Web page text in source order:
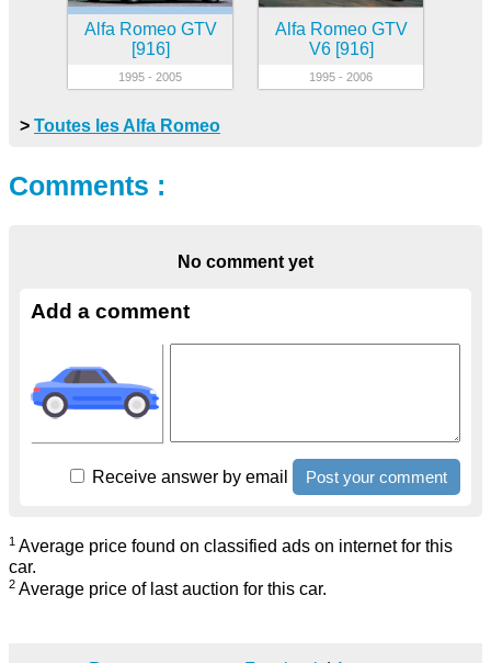
Alfa Romeo GTV
[916]
1995 - 2005
Alfa Romeo GTV
V6 [916]
1995 - 2006
> Toutes les Alfa Romeo
Comments :
No comment yet
Add a comment
Receive answer by email
1 Average price found on classified ads on internet for this
car.
2 Average price of last auction for this car.